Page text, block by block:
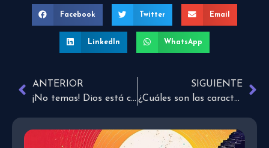
Facebook Twitter Email
LinkedIn WhatsApp
ANTERIOR
¡No temas! Dios está contigo, esa es Su promesa
SIGUIENTE
¿Cuáles son las características de un corazón herido?